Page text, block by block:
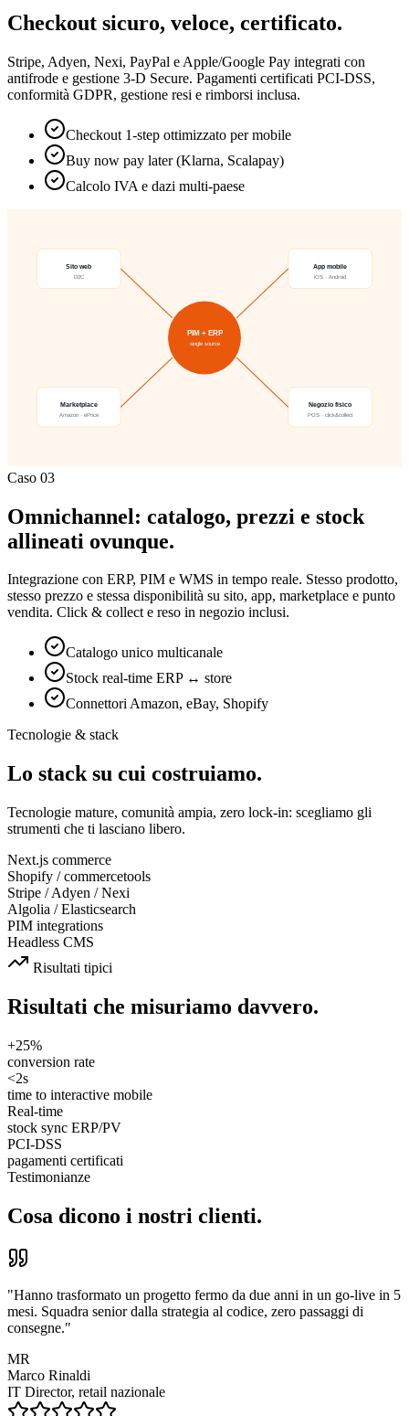
Checkout sicuro, veloce, certificato.
Stripe, Adyen, Nexi, PayPal e Apple/Google Pay integrati con
antifrode e gestione 3-D Secure. Pagamenti certificati PCI-DSS,
conformità GDPR, gestione resi e rimborsi inclusa.
Checkout 1-step ottimizzato per mobile
Buy now pay later (Klarna, Scalapay)
Calcolo IVA e dazi multi-paese
Caso 03
Omnichannel: catalogo, prezzi e stock
allineati ovunque.
Integrazione con ERP, PIM e WMS in tempo reale. Stesso prodotto,
stesso prezzo e stessa disponibilità su sito, app, marketplace e punto
vendita. Click & collect e reso in negozio inclusi.
Catalogo unico multicanale
Stock real-time ERP ↔ store
Connettori Amazon, eBay, Shopify
Tecnologie & stack
Lo stack su cui costruiamo.
Tecnologie mature, comunità ampia, zero lock-in: scegliamo gli
strumenti che ti lasciano libero.
Next.js commerce
Shopify / commercetools
Stripe / Adyen / Nexi
Algolia / Elasticsearch
PIM integrations
Headless CMS
Risultati tipici
Risultati che misuriamo davvero.
+25%
conversion rate
<2s
time to interactive mobile
Real-time
stock sync ERP/PV
PCI-DSS
pagamenti certificati
Testimonianze
Cosa dicono i nostri clienti.
"Hanno trasformato un progetto fermo da due anni in un go-live in 5
mesi. Squadra senior dalla strategia al codice, zero passaggi di
consegne."
MR
Marco Rinaldi
IT Director, retail nazionale